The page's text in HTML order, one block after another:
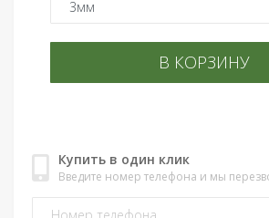
В КОРЗИНУ
Купить в один клик
Введите номер телефона и мы